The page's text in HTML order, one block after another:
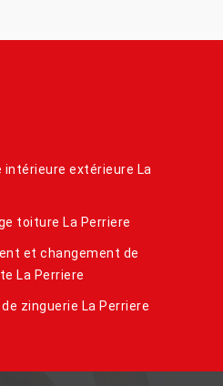
intérieure extérieure La
toiture La Perriere
et changement de
La Perriere
zinguerie La Perriere